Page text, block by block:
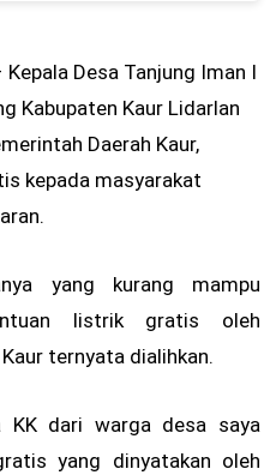
Kepala Desa Tanjung Iman I
Kabupaten Kaur Lidarlan
Daerah Kaur,
kepada masyarakat
yang kurang mampu
listrik gratis oleh
ternyata dialihkan.
KK dari warga desa saya
yang dinyatakan oleh